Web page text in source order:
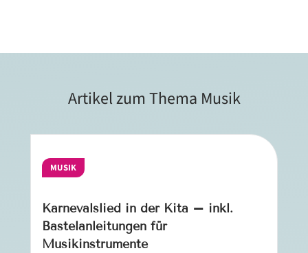
Artikel zum Thema Musik
MUSIK
Karnevalslied in der Kita – inkl.
Bastelanleitungen für
Musikinstrumente